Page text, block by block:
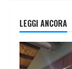
LEGGI ANCORA